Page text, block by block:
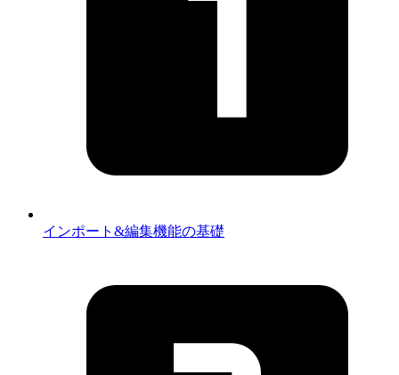
インポート&編集機能の基礎